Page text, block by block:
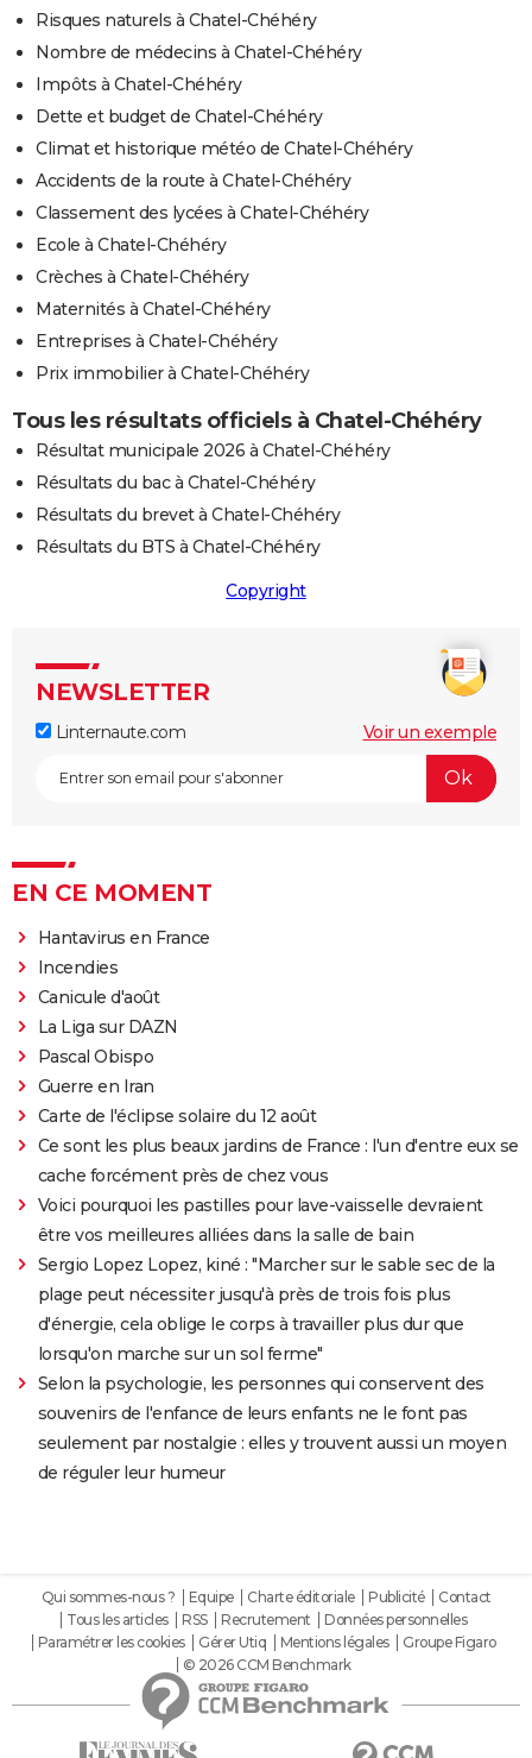
Risques naturels à Chatel-Chéhéry
Nombre de médecins à Chatel-Chéhéry
Impôts à Chatel-Chéhéry
Dette et budget de Chatel-Chéhéry
Climat et historique météo de Chatel-Chéhéry
Accidents de la route à Chatel-Chéhéry
Classement des lycées à Chatel-Chéhéry
Ecole à Chatel-Chéhéry
Crèches à Chatel-Chéhéry
Maternités à Chatel-Chéhéry
Entreprises à Chatel-Chéhéry
Prix immobilier à Chatel-Chéhéry
Tous les résultats officiels à Chatel-Chéhéry
Résultat municipale 2026 à Chatel-Chéhéry
Résultats du bac à Chatel-Chéhéry
Résultats du brevet à Chatel-Chéhéry
Résultats du BTS à Chatel-Chéhéry
Copyright
NEWSLETTER
Linternaute.com Voir un exemple
EN CE MOMENT
Hantavirus en France
Incendies
Canicule d'août
La Liga sur DAZN
Pascal Obispo
Guerre en Iran
Carte de l'éclipse solaire du 12 août
Ce sont les plus beaux jardins de France : l'un d'entre eux se
cache forcément près de chez vous
Voici pourquoi les pastilles pour lave-vaisselle devraient
être vos meilleures alliées dans la salle de bain
Sergio Lopez Lopez, kiné : "Marcher sur le sable sec de la
plage peut nécessiter jusqu'à près de trois fois plus
d'énergie, cela oblige le corps à travailler plus dur que
lorsqu'on marche sur un sol ferme"
Selon la psychologie, les personnes qui conservent des
souvenirs de l'enfance de leurs enfants ne le font pas
seulement par nostalgie : elles y trouvent aussi un moyen
de réguler leur humeur
Qui sommes-nous ? Equipe Charte éditoriale Publicité
Contact
Tous les articles
RSS Recrutement
Données personnelles
Paramétrer les cookies
Gérer Utiq Mentions légales
Groupe Figaro
© 2026 CCM Benchmark